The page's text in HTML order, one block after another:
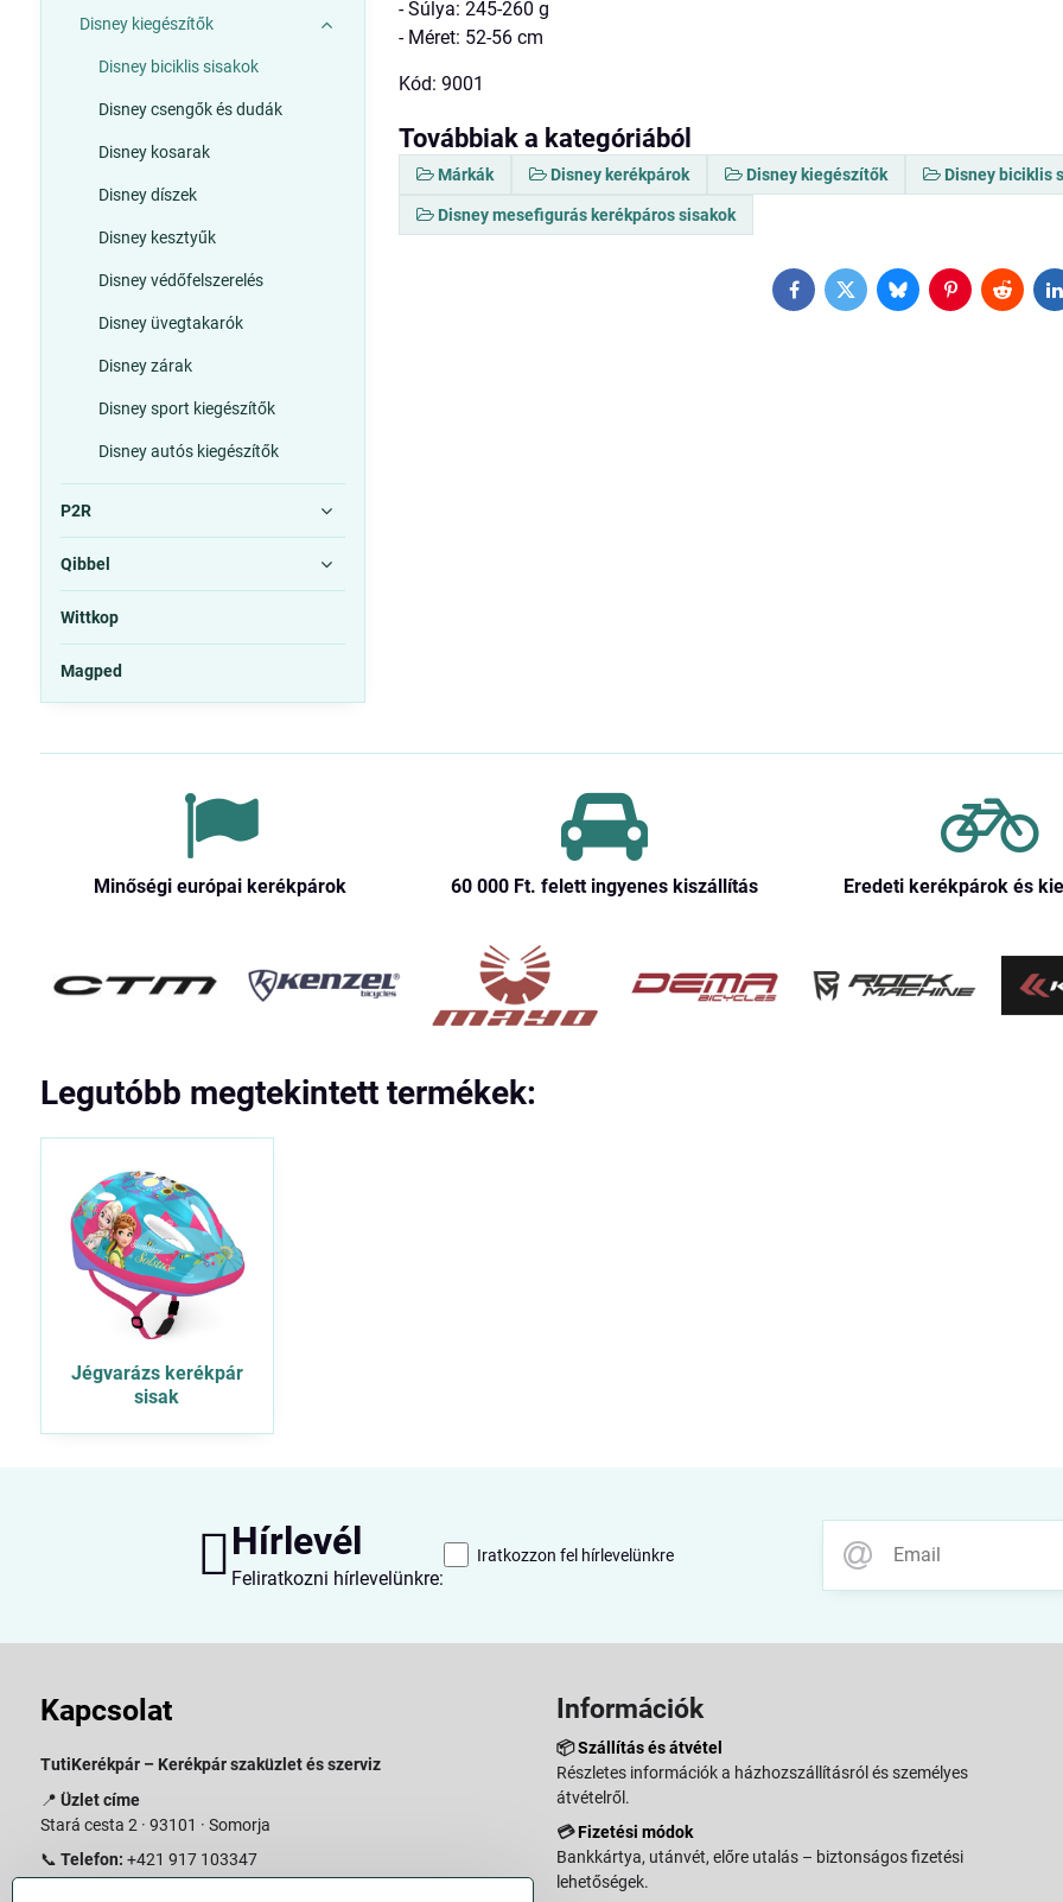
- Súlya: 245-260 g
- Méret: 52-56 cm
Kód: 9001
Továbbiak a kategóriából
Márkák Disney kerékpárok Disney kiegészítők Disney biciklis
Disney mesefigurás kerékpáros sisakok
FacebookTwitterBlueskyPinterestReddit
Disney kiegészítők
Disney biciklis sisakok
Disney csengők és dudák
Disney kosarak
Disney díszek
Disney kesztyűk
Disney védőfelszerelés
Disney üvegtakarók
Disney zárak
Disney sport kiegészítők
Disney autós kiegészítők
P2R
Qibbel
Wittkop
Magped
Minőségi európai kerékpárok 60 000 Ft​. felett ingyenes kiszállítás Eredeti kerékpárok és
Legutóbb megtekintett termékek:
Jégvarázs kerékpár
sisak
Hírlevél
Feliratkozni hírlevelünkre:
Iratkozzon fel hírlevelünkre
Kapcsolat
TutiKerékpár – Kerékpár szaküzlet és szerviz
📍 Üzlet címe
Stará cesta 2 · 93101 · Somorja
📞 Telefon: +421 917 103347
Információk
📦Szállítás és átvétel
Részletes információk a házhozszállításról és személyes
átvételről.
💳Fizetési módok
Bankkártya, utánvét, előre utalás – biztonságos fizetési
lehetőségek.